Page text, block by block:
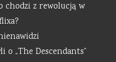
chodzi z rewolucją w
o „The Descendants”